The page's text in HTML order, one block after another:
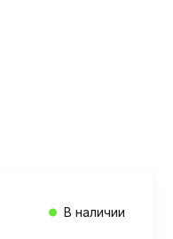
В наличии